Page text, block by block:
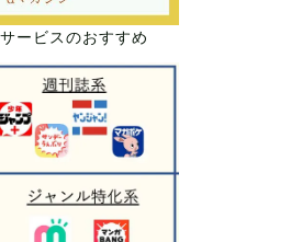
ービスのおすすめ